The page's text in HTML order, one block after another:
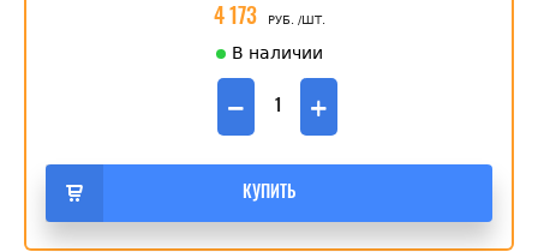
4 173 РУБ. /ШТ.
В наличии
− +
КУПИТЬ